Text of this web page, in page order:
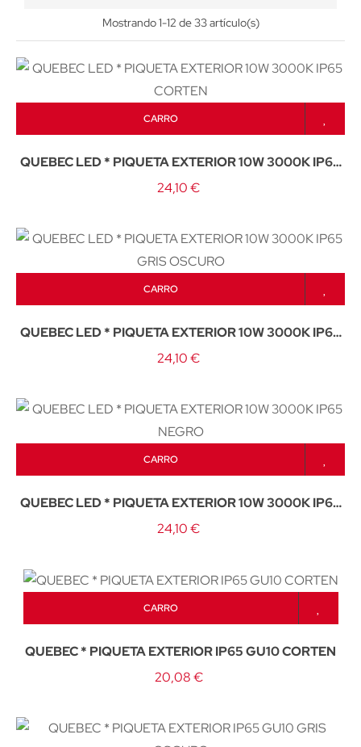
Mostrando 1-12 de 33 artículo(s)
CARRO
QUEBEC LED * PIQUETA EXTERIOR 10W 3000K IP65
CORTEN
24,10 €
CARRO
QUEBEC LED * PIQUETA EXTERIOR 10W 3000K IP65
GRIS OSCURO
24,10 €
CARRO
QUEBEC LED * PIQUETA EXTERIOR 10W 3000K IP65
NEGRO
24,10 €
CARRO
QUEBEC * PIQUETA EXTERIOR IP65 GU10 CORTEN
20,08 €